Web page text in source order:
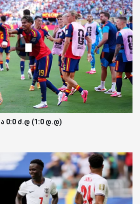
0:0 ძ.დ (1:0 დ.დ)